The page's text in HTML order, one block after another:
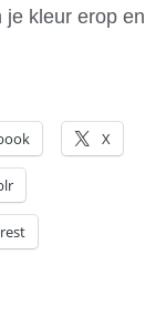
je kleur erop en
X